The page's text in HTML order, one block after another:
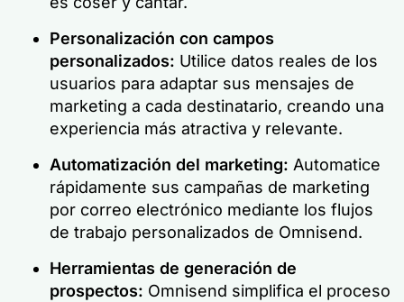
Personalización con campos
personalizados: Utilice datos reales de los
usuarios para adaptar sus mensajes de
marketing a cada destinatario, creando una
experiencia más atractiva y relevante.
Automatización del marketing: Automatice
rápidamente sus campañas de marketing
por correo electrónico mediante los flujos
de trabajo personalizados de Omnisend.
Herramientas de generación de
prospectos: Omnisend simplifica el proceso